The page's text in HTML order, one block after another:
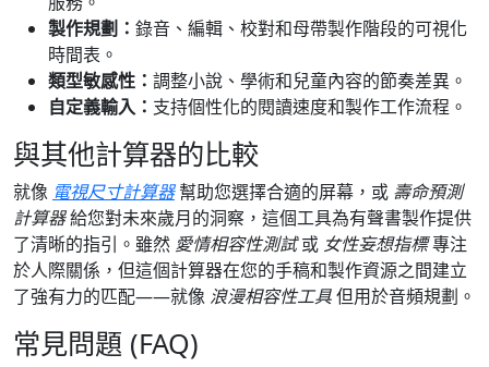
製作規劃： 錄音、編輯、校對和母帶製作階段的可視化
時間表。
類型敏感性： 調整小說、學術和兒童內容的節奏差異。
自定義輸入： 支持個性化的閱讀速度和製作工作流程。
與其他計算器的比較
就像 電視尺寸計算器幫助您選擇合適的屏幕，或 壽命預測
計算器給您對未來歲月的洞察，這個工具為有聲書製作提供
了清晰的指引。雖然 愛情相容性測試或 女性妄想指標專注
於人際關係，但這個計算器在您的手稿和製作資源之間建立
了強有力的匹配——就像 浪漫相容性工具但用於音頻規劃。
常見問題 (FAQ)